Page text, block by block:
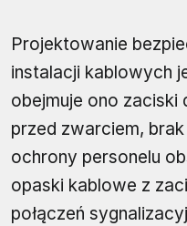
Projektowanie
instalacji kablowych
obejmuje ono
przed zwarciem,
ochrony personelu
opaski kablowe z
połączeń